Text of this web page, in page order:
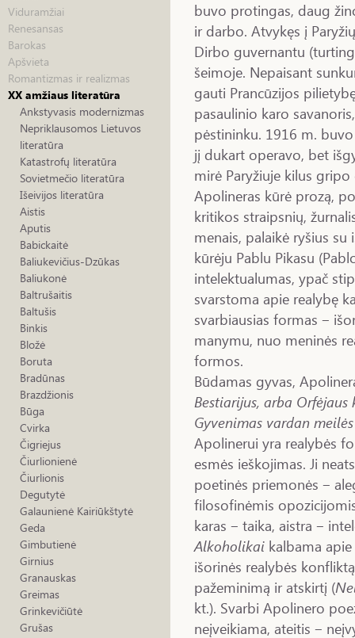
Viduramžiai
Renesansas
Barokas
Apšvieta
Romantizmas ir realizmas
XX amžiaus literatūra
Ankstyvasis modernizmas
Nepriklausomos Lietuvos
literatūra
Katastrofų literatūra
Sovietmečio literatūra
Išeivijos literatūra
Aistis
Aputis
Babickaitė
Baliukevičius-Dzūkas
Baliukonė
Baltrušaitis
Baltušis
Binkis
Bložė
Boruta
Bradūnas
Brazdžionis
Būga
Cvirka
Čigriejus
Čiurlionienė
Čiurlionis
Degutytė
Galaunienė Kairiūkštytė
Geda
Gimbutienė
Girnius
Granauskas
Greimas
Grinkevičiūtė
Grušas
buvo protingas, daug
ir darbo. Atvykęs į
Dirbo guvernantu
šeimoje. Nepaisant
gauti Prancūzijos
pasaulinio karo
pėstininku. 1916 m.
jį dukart operavo, bet
mirė Paryžiuje kilus
Apolineras kūrė prozą,
kritikos straipsnių,
menais, palaikė ryšius
kūrėju Pablu Pikasu
intelektualumas, ypač
svarstoma apie realybę
svarbiausias formas ‒
manymu, nuo meninės
formos.
Būdamas gyvas,
Bestiarijus, arba Orfėjaus
Gyvenimas vardan meilės
Apolinerui yra realybės
esmės ieškojimas. Ji
poetinės priemonės ‒
filosofinėmis
karas ‒ taika, aistra ‒
Alkoholikai kalbama
išorinės realybės
pažeminimą ir atskirtį (
kt.). Svarbi Apolinero
neįveikiama, ateitis ‒